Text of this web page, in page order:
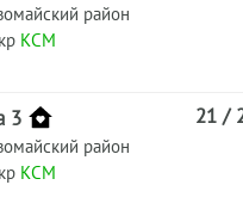
район
КСМ
3
район
КСМ
21 /